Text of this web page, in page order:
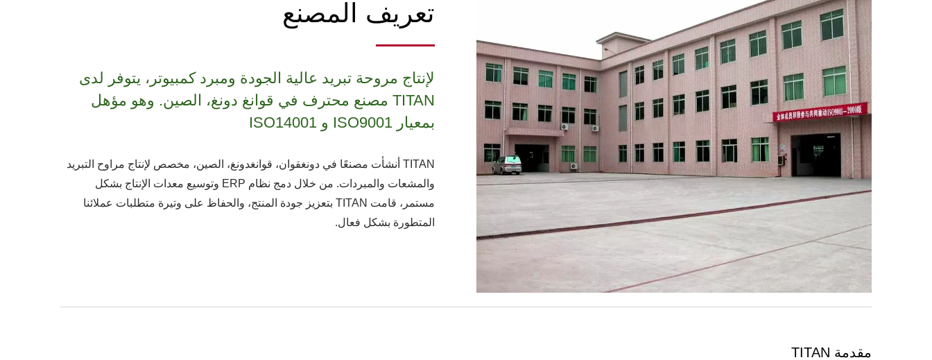
تعريف المصنع
لإنتاج مروحة تبريد عالية الجودة ومبرد كمبيوتر، يتوفر لدى
TITAN مصنع محترف في قوانغ دونغ، الصين. وهو مؤهل
بمعيار ISO9001 و ISO14001
TITAN أنشأت مصنعًا في دونغقوان، قوانغدونغ، الصين، مخصص لإنتاج مراوح التبريد
والمشعات والمبردات. من خلال دمج نظام ERP وتوسيع معدات الإنتاج بشكل
مستمر، قامت TITAN بتعزيز جودة المنتج، والحفاظ على وتيرة متطلبات عملائنا
المتطورة بشكل فعال.
مقدمة TITAN